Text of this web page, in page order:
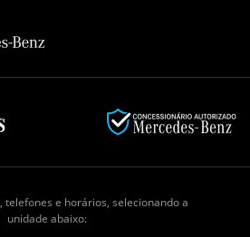
telefones e horários, selecionando a
unidade abaixo: